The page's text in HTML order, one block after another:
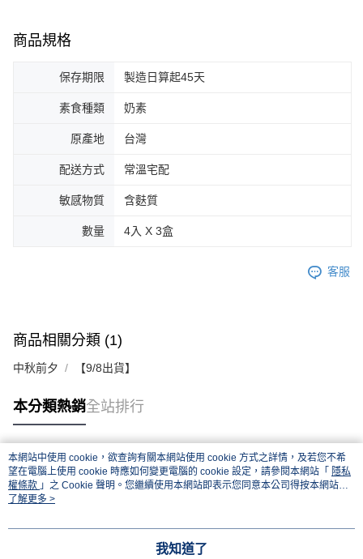
商品規格
保存期限 製造日算起45天
素食種類 奶素
原產地 台灣
配送方式 常溫宅配
敏感物質 含麩質
數量 4入 X 3盒
客服
商品相關分類 (1)
中秋前夕 【9/8出貨】
本分類熱銷全站排行
熱門標籤
本網站中使用 cookie，欲查詢有關本網站使用 cookie 方式之詳情，及若您不希
望在電腦上使用 cookie 時應如何變更電腦的 cookie 設定，請參閱本網站「 隱私
權條款 」之 Cookie 聲明。您繼續使用本網站即表示您同意本公司得按本網站使
用條款之 Cookie 聲明使用 cookie。
了解更多 >
我知道了